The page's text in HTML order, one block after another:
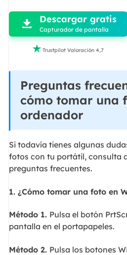
 Descargar gratis
Capturador de pantalla
 Trustpilot Valoración 4,7
Preguntas
cómo tomar una
ordenador
Si todavía tienes algunas
fotos con tu portátil, consulta
preguntas frecuentes.
1. ¿Cómo tomar una foto en
Método 1. Pulsa el botón
pantalla en el portapapeles.
Método 2. Pulsa los botones